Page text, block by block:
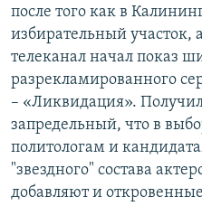
после того как в
избирательный участок,
телеканал начал показ
разрекламированного
– «Ликвидация».
запредельный, что в
политологам и
"звездного" состава
добавляют и